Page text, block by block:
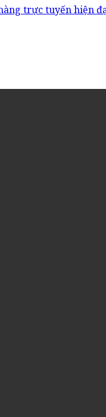
trực tuyến hiện